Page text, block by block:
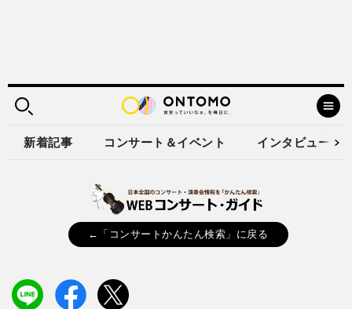
新着記事 コンサート＆イベント インタビュー
←「コンサートかんたん検索」に戻る